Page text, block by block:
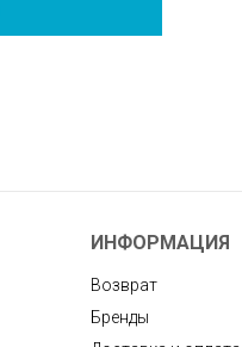
ИНФОРМАЦИЯ
Возврат
Бренды